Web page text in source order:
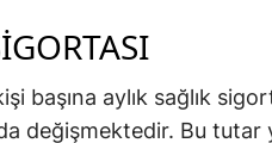
başına aylık sağlık
değişmektedir. Bu tutar